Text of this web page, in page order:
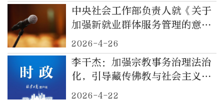
中央社会工作部负责人就《关于
加强新就业群体服务管理的意
见》答记者问
2026-4-26
李干杰：加强宗教事务治理法治
化，引导藏传佛教与社会主义社
会相适应
2026-4-22